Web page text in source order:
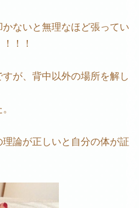
ないと無理なほど張ってい
！！
が、背中以外の場所を解し
論が正しいと自分の体が証